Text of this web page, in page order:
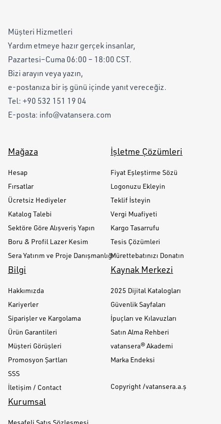
Müşteri Hizmetleri
Yardım etmeye hazır gerçek insanlar,
Pazartesi–Cuma 06:00 – 18:00 CST.
Bizi arayın veya yazın,
e-postanıza bir iş günü içinde yanıt vereceğiz.
Tel: +90 532 151 19 04
E-posta: info@vatansera.com
Mağaza
Hesap
Fırsatlar
Ücretsiz Hediyeler
Katalog Talebi
Sektöre Göre Alışveriş Yapın
Boru & Profil Lazer Kesim
Sera Yatırım ve Proje Danışmanlığı
İşletme Çözümleri
Fiyat Eşleştirme Sözü
Logonuzu Ekleyin
Teklif İsteyin
Vergi Muafiyeti
Kargo Tasarrufu
Tesis Çözümleri
Mürettebatınızı Donatın
Bilgi
Hakkımızda
Kariyerler
Siparişler ve Kargolama
Ürün Garantileri
Müşteri Görüşleri
Promosyon Şartları
SSS
İletişim / Contact
Kaynak Merkezi
2025 Dijital Katalogları
Güvenlik Sayfaları
İpuçları ve Kılavuzları
Satın Alma Rehberi
vatansera® Akademi
Marka Endeksi
Copyright /vatansera.a.ş
Kurumsal
Mesafeli Satış Sözleşmesi